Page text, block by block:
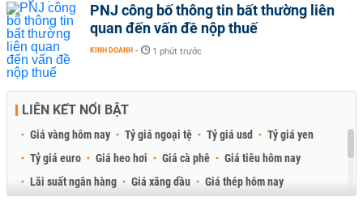
PNJ công bố thông tin bất thường liên
quan đến vấn đề nộp thuế
KINH DOANH - 1 phút trước
LIÊN KẾT NỔI BẬT
Giá vàng hôm nay Tỷ giá ngoại tệ Tỷ giá usd
Tỷ giá yen
Tỷ giá euro
Giá heo hơi Giá cà phê
Giá tiêu hôm nay
Lãi suất ngân hàng
Giá xăng dầu
Giá thép hôm nay